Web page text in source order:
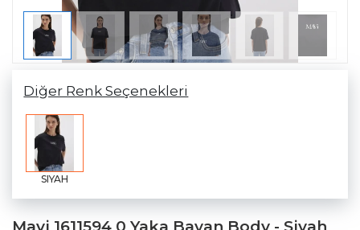
Diğer Renk Seçenekleri
SIYAH
Mavi 1611594 0 Yaka Bayan Body - Siyah